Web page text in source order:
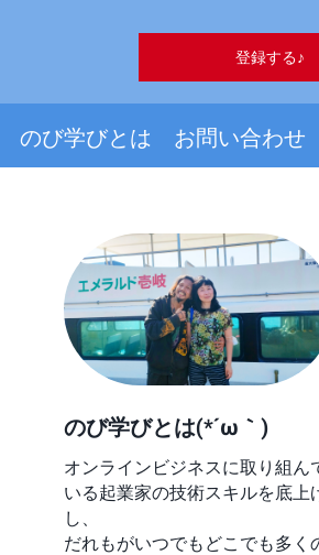
登録する♪
のび学びとは お問い合わせ
のび学びとは(*´ω｀)
オンラインビジネスに取り組ん
いる起業家の技術スキルを底上
し、
だれもがいつでもどこでも多く